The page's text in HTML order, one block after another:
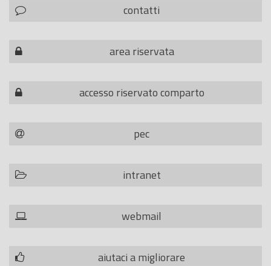
contatti
area riservata
accesso riservato comparto
pec
intranet
webmail
aiutaci a migliorare